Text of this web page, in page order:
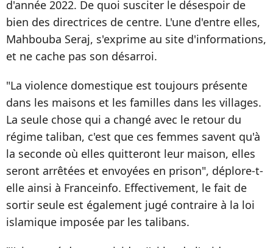
d'année 2022. De quoi susciter le désespoir de
bien des directrices de centre. L'une d'entre elles,
Mahbouba Seraj, s'exprime au site d'informations,
et ne cache pas son désarroi.
"La violence domestique est toujours présente
dans les maisons et les familles dans les villages.
La seule chose qui a changé avec le retour du
régime taliban, c'est que ces femmes savent qu'à
la seconde où elles quitteront leur maison, elles
seront arrêtées et envoyées en prison", déplore-t-
elle ainsi à Franceinfo. Effectivement, le fait de
sortir seule est également jugé contraire à la loi
islamique imposée par les talibans.